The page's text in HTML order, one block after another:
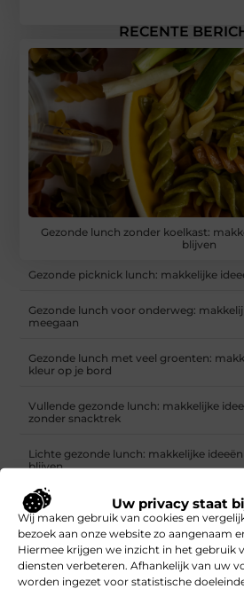
Uw privacy staat
Wij maken gebruik van cookies en
bezoek aan onze website zo aangenaam
Hiermee krijgen we inzicht in het gebruik
diensten verbeteren. Afhankelijk van uw
worden ingezet voor statistische
RECENTE
Gezonde lunch zonder koelkast:
blijven
Gezonde picknick lunch: makkelijke
Gezonde lunch voor onderweg:
meegaan
Gezonde lunch met veel groenten:
kleur op je bord
Vullende gezonde lunch: makkelijke
zonder snacktrek
Lichte gezonde lunch: makkelijke
blijven
Gezonde lunch voor afvallen: makkelijke
CATEGORIEËN
Aandoeningen en ziekten(7)